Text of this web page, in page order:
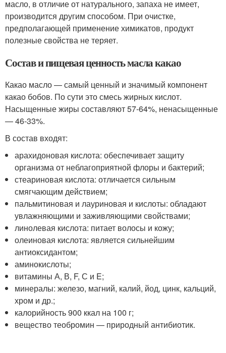
масло, в отличие от натурального, запаха не имеет,
производится другим способом. При очистке,
предполагающей применение химикатов, продукт
полезные свойства не теряет.
Состав и пищевая ценность масла какао
Какао масло — самый ценный и значимый компонент
какао бобов. По сути это смесь жирных кислот.
Насыщенные жиры составляют 57-64%, ненасыщенные
— 46-33%.
В состав входят:
арахидоновая кислота: обеспечивает защиту
организма от неблагоприятной флоры и бактерий;
стеариновая кислота: отличается сильным
смягчающим действием;
пальмитиновая и лауриновая и кислоты: обладают
увлажняющими и заживляющими свойствами;
линолевая кислота: питает волосы и кожу;
олеиновая кислота: является сильнейшим
антиоксидантом;
аминокислоты;
витамины А, В, F, С и E;
минералы: железо, магний, калий, йод, цинк, кальций,
хром и др.;
калорийность 900 ккал на 100 г;
вещество теобромин — природный антибиотик.